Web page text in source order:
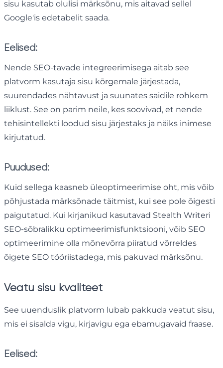
sisu kasutab olulisi märksõnu, mis aitavad sellel
Google'is edetabelit saada.
Eelised:
Nende SEO-tavade integreerimisega aitab see
platvorm kasutaja sisu kõrgemale järjestada,
suurendades nähtavust ja suunates saidile rohkem
liiklust. See on parim neile, kes soovivad, et nende
tehisintellekti loodud sisu järjestaks ja näiks inimese
kirjutatud.
Puudused:
Kuid sellega kaasneb üleoptimeerimise oht, mis võib
põhjustada märksõnade täitmist, kui see pole õigesti
paigutatud. Kui kirjanikud kasutavad Stealth Writeri
SEO-sõbralikku optimeerimisfunktsiooni, võib SEO
optimeerimine olla mõnevõrra piiratud võrreldes
õigete SEO tööriistadega, mis pakuvad märksõnu.
Veatu sisu kvaliteet
See uuenduslik platvorm lubab pakkuda veatut sisu,
mis ei sisalda vigu, kirjavigu ega ebamugavaid fraase.
Eelised: